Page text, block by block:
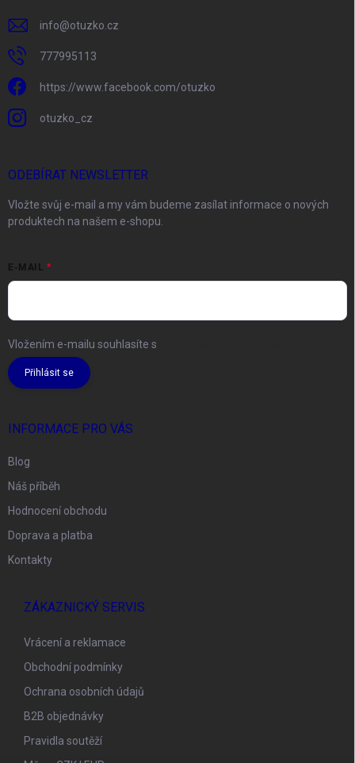
info@otuzko.cz
777995113
https://www.facebook.com/otuzko
otuzko_cz
ODEBÍRAT NEWSLETTER
Vložte svůj e-mail a my vám budeme zasílat informace o nových
produktech na našem e-shopu.
E-MAIL
Vložením e-mailu souhlasíte s
Přihlásit se
INFORMACE PRO VÁS
Blog
Náš příběh
Hodnocení obchodu
Doprava a platba
Kontakty
ZÁKAZNICKÝ SERVIS
Vrácení a reklamace
Obchodní podmínky
Ochrana osobních údajů
B2B objednávky
Pravidla soutěží